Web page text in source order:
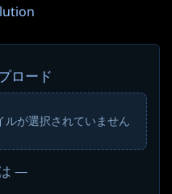
ロード
ルが選択されていません
—